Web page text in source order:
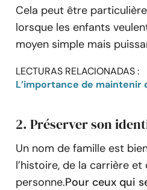
Cela peut être
lorsque les enfants
moyen simple mais
LECTURAS RELACIONADAS :
L’importance de maintenir
2. Préserver son
Un nom de famille est
l’histoire, de la carrière
personne.Pour ceux qui